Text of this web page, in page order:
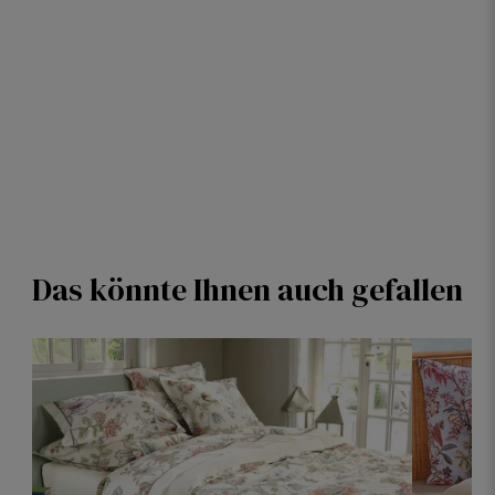
Das könnte Ihnen auch gefallen